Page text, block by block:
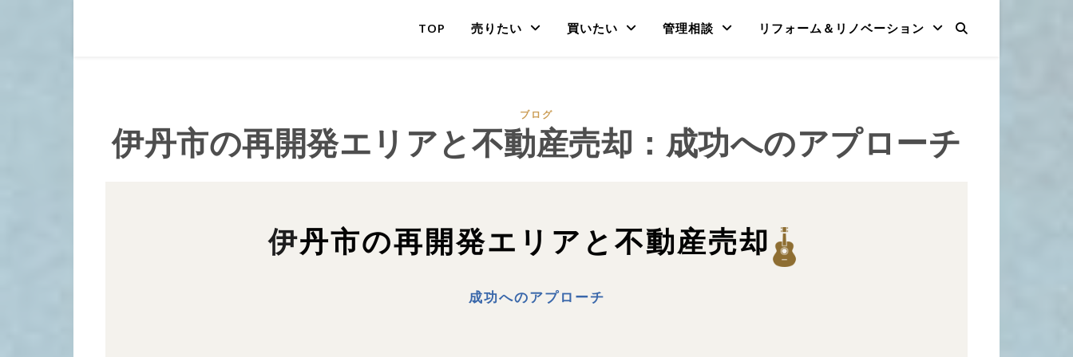
TOP 売りたい 買いたい 管理相談 リフォーム＆リノベーション
ブログ
伊丹市の再開発エリアと不動産売却：成功へのアプローチ
伊丹市の再開発エリアと不動産売却
成功へのアプローチ